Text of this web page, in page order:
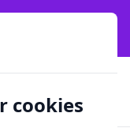
og smarte fund
produkttyper
cookies